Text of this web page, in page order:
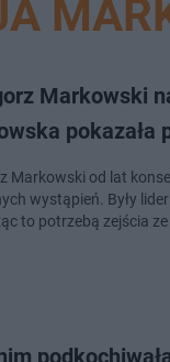
Markowski
pokazała
Markowski od lat
wystąpień. Były
to potrzebą zejścia ze